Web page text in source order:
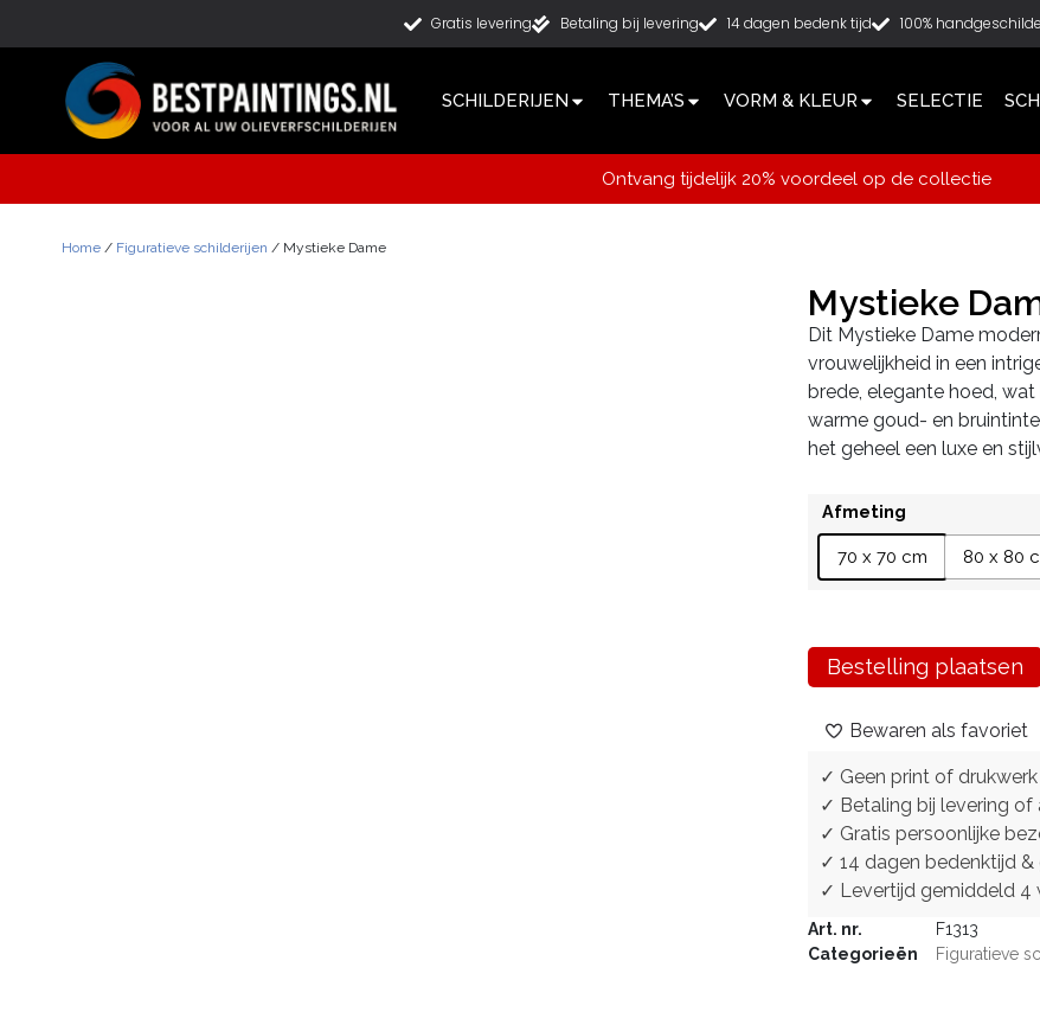
Gratis levering Betaling bij levering 14 dagen bedenk tijd 100%
SCHILDERIJEN THEMA’S VORM & KLEUR SELECTIE
Ontvang tijdelijk 20% voordeel op de collectie
Home / Figuratieve schilderijen / Mystieke Dame
Mystieke
Dit Mystieke Dame
vrouwelijkheid in een
brede, elegante hoed,
warme goud- en
het geheel een luxe en
Afmeting
70 x 70 cm 80 x 80
Bestelling plaatsen
Bewaren als favoriet
✓ Geen print of drukwerk
✓ Betaling bij levering of
✓ Gratis persoonlijke
✓ 14 dagen bedenktijd
✓ Levertijd gemiddeld 4
Art. nr.
F1313
Categorieën
Figuratieve